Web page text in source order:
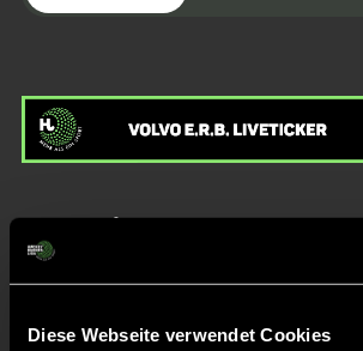
Diese Webseite verwendet Cookies
Liveticker
Spiel beendet